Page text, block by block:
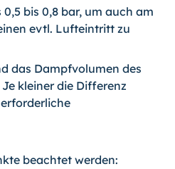
bis 0,8 bar, um auch am
evtl. Lufteintritt zu
das Dampfvolumen des
kleiner die Differenz
beachtet werden: